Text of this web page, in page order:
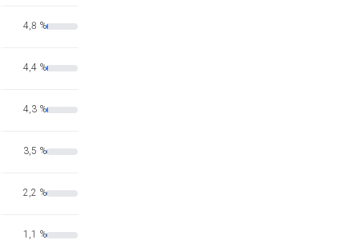
4,8 %
4,4 %
4,3 %
3,5 %
2,2 %
1,1 %